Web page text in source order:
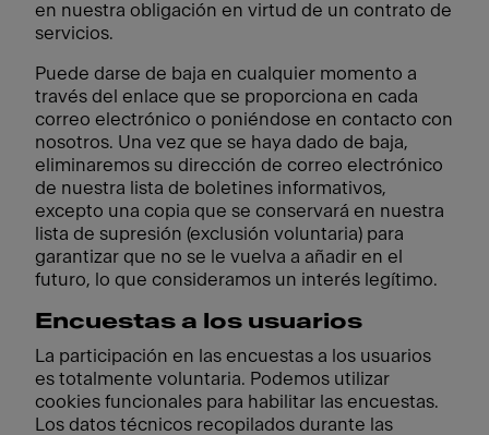
en nuestra obligación en virtud de un contrato de
servicios.
Puede darse de baja en cualquier momento a
través del enlace que se proporciona en cada
correo electrónico o poniéndose en contacto con
nosotros. Una vez que se haya dado de baja,
eliminaremos su dirección de correo electrónico
de nuestra lista de boletines informativos,
excepto una copia que se conservará en nuestra
lista de supresión (exclusión voluntaria) para
garantizar que no se le vuelva a añadir en el
futuro, lo que consideramos un interés legítimo.
Encuestas a los usuarios
La participación en las encuestas a los usuarios
es totalmente voluntaria. Podemos utilizar
cookies funcionales para habilitar las encuestas.
Los datos técnicos recopilados durante las